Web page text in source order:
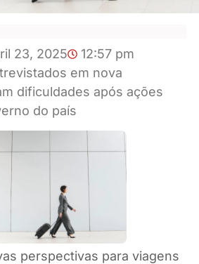
23, 2025
12:57 pm
em nova
dificuldades após ações
do país
perspectivas para viagens